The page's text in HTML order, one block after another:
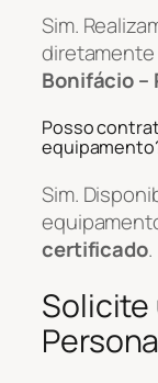
Sim.
Bonifácio –
Posso
Sim.
certificado.
Solicite